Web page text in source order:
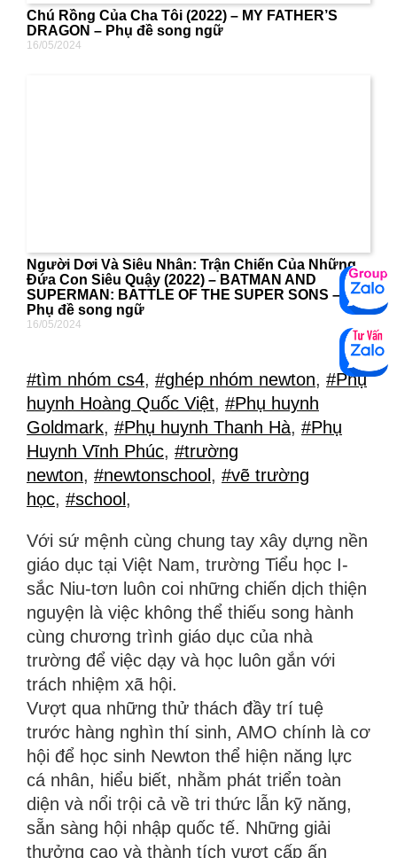
Chú Rồng Của Cha Tôi (2022) – MY FATHER’S
DRAGON – Phụ đề song ngữ
16/05/2024
Người Dơi Và Siêu Nhân: Trận Chiến Của Những
Đứa Con Siêu Quậy (2022) – BATMAN AND
SUPERMAN: BATTLE OF THE SUPER SONS –
Phụ đề song ngữ
16/05/2024
#tìm nhóm cs4, #ghép nhóm newton, #Phụ
huynh Hoàng Quốc Việt, #Phụ huynh
Goldmark, #Phụ huynh Thanh Hà, #Phụ
Huynh Vĩnh Phúc, #trường
newton, #newtonschool , #vẽ trường
học, #school ,
Với sứ mệnh cùng chung tay xây dựng nền
giáo dục tại Việt Nam, trường Tiểu học I-
sắc Niu-tơn luôn coi những chiến dịch thiện
nguyện là việc không thể thiếu song hành
cùng chương trình giáo dục của nhà
trường để việc dạy và học luôn gắn với
trách nhiệm xã hội.
Vượt qua những thử thách đầy trí tuệ
trước hàng nghìn thí sinh, AMO chính là cơ
hội để học sinh Newton thể hiện năng lực
cá nhân, hiểu biết, nhằm phát triển toàn
diện và nổi trội cả về tri thức lẫn kỹ năng,
sẵn sàng hội nhập quốc tế. Những giải
thưởng cao và thành tích vượt cấp ấn